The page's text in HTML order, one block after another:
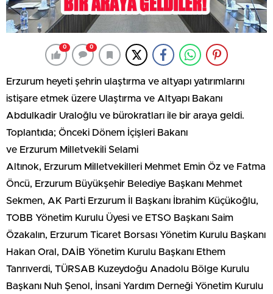
0 0
Erzurum heyeti şehrin ulaştırma ve altyapı yatırımlarını
istişare etmek üzere Ulaştırma ve Altyapı Bakanı
Abdulkadir Uraloğlu ve bürokratları ile bir araya geldi.
Toplantıda; Önceki Dönem İçişleri Bakanı
ve Erzurum Milletvekili Selami
Altınok, Erzurum Milletvekilleri Mehmet Emin Öz ve Fatma
Öncü, Erzurum Büyükşehir Belediye Başkanı Mehmet
Sekmen, AK Parti Erzurum İl Başkanı İbrahim Küçükoğlu,
TOBB Yönetim Kurulu Üyesi ve ETSO Başkanı Saim
Özakalın, Erzurum Ticaret Borsası Yönetim Kurulu Başkanı
Hakan Oral, DAİB Yönetim Kurulu Başkanı Ethem
Tanrıverdi, TÜRSAB Kuzeydoğu Anadolu Bölge Kurulu
Başkanı Nuh Şenol, İnsani Yardım Derneği Yönetim Kurulu